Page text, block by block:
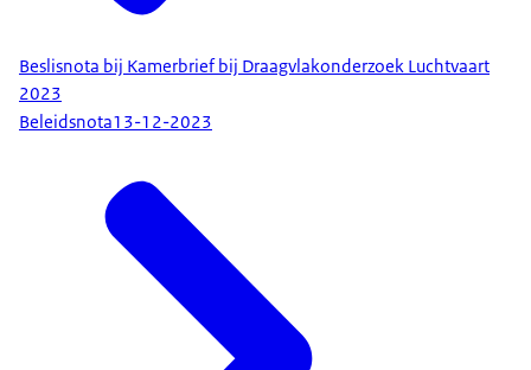
Beslisnota bij Kamerbrief bij Draagvlakonderzoek Luchtvaart
2023
Beleidsnota13-12-2023